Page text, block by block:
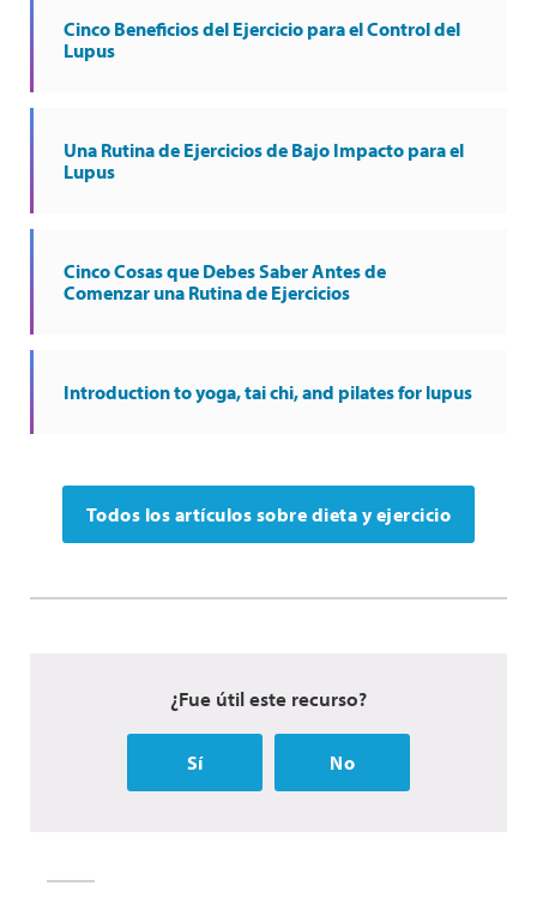
Cinco Beneficios del Ejercicio para el Control del
Lupus
Una Rutina de Ejercicios de Bajo Impacto para el
Lupus
Cinco Cosas que Debes Saber Antes de
Comenzar una Rutina de Ejercicios
Introduction to yoga, tai chi, and pilates for lupus
Todos los artículos sobre dieta y ejercicio
¿Fue útil este recurso?
Sí No